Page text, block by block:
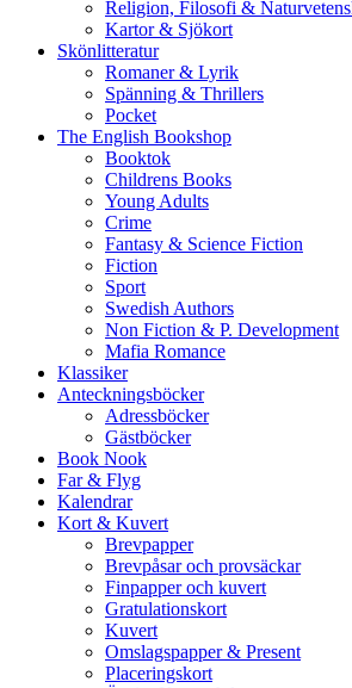
Religion, Filosofi &
Kartor & Sjökort
Skönlitteratur
Romaner & Lyrik
Spänning & Thrillers
Pocket
The English Bookshop
Booktok
Childrens Books
Young Adults
Crime
Fantasy & Science Fiction
Fiction
Sport
Swedish Authors
Non Fiction & P. Development
Mafia Romance
Klassiker
Anteckningsböcker
Adressböcker
Gästböcker
Book Nook
Far & Flyg
Kalendrar
Kort & Kuvert
Brevpapper
Brevpåsar och provsäckar
Finpapper och kuvert
Gratulationskort
Kuvert
Omslagspapper & Present
Placeringskort